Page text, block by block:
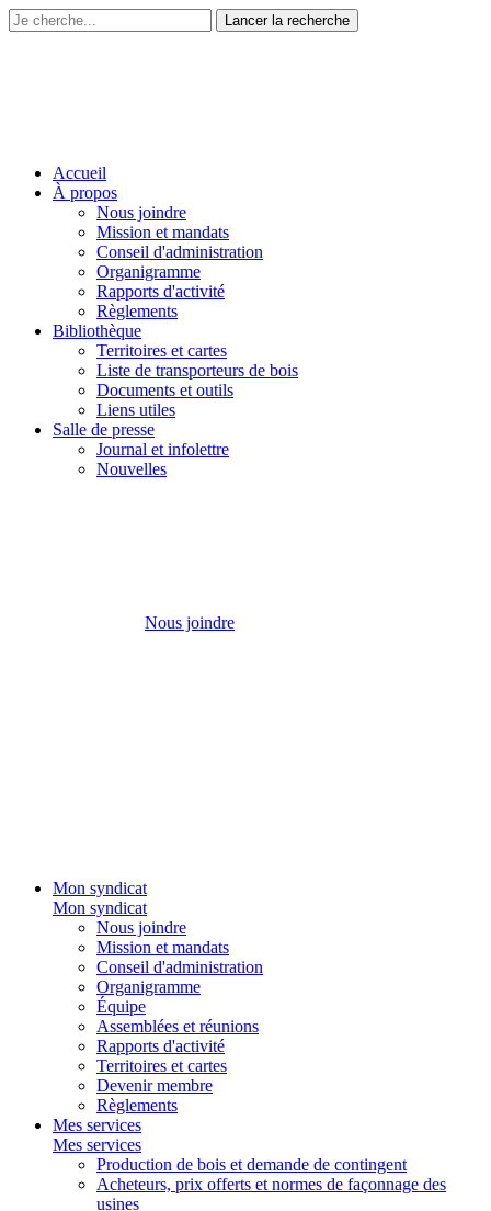
Accueil
À propos
Nous joindre
Mission et mandats
Conseil d'administration
Organigramme
Rapports d'activité
Règlements
Bibliothèque
Territoires et cartes
Liste de transporteurs de bois
Documents et outils
Liens utiles
Salle de presse
Journal et infolettre
Nouvelles
Nous joindre
Mon syndicat
Mon syndicat
Nous joindre
Mission et mandats
Conseil d'administration
Organigramme
Équipe
Assemblées et réunions
Rapports d'activité
Territoires et cartes
Devenir membre
Règlements
Mes services
Mes services
Production de bois et demande de contingent
Acheteurs, prix offerts et normes de façonnage des
usines